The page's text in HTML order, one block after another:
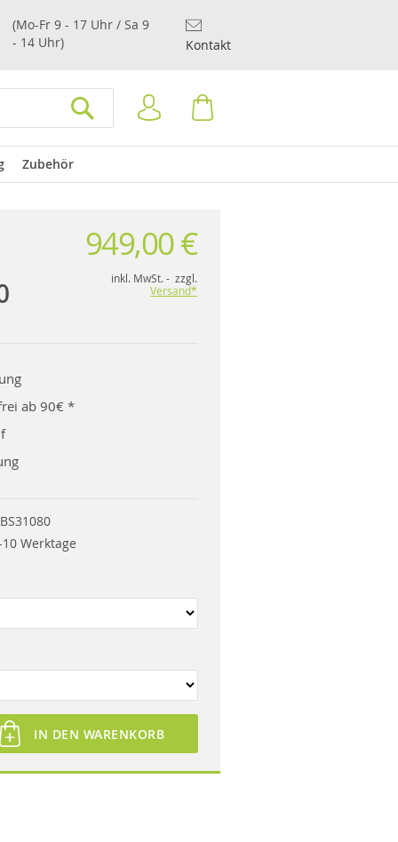
(Mo-Fr 9 - 17 Uhr / Sa 9
- 14 Uhr)
Kontakt
Anmelden
Zubehör
949,00 €
inkl. MwSt. - zzgl.
Versand*
ab 90€ *
10 Werktage
IN DEN WARENKORB